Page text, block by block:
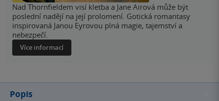
Nad Thornfieldem visí kletba a Jane Airová může být
poslední nadějí na její prolomení. Gotická romantasy
inspirovaná Janou Eyrovou plná magie, tajemství a
nebezpečí.
Více informací
Popis